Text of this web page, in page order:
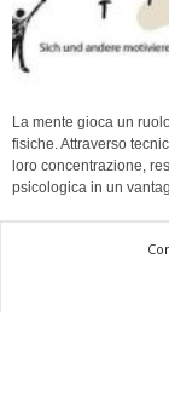
La mente gioca un
fisiche. Attraverso
loro concentrazione,
psicologica in un